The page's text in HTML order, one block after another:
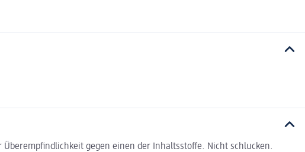
gegen einen der Inhaltsstoffe. Nicht schlucken.